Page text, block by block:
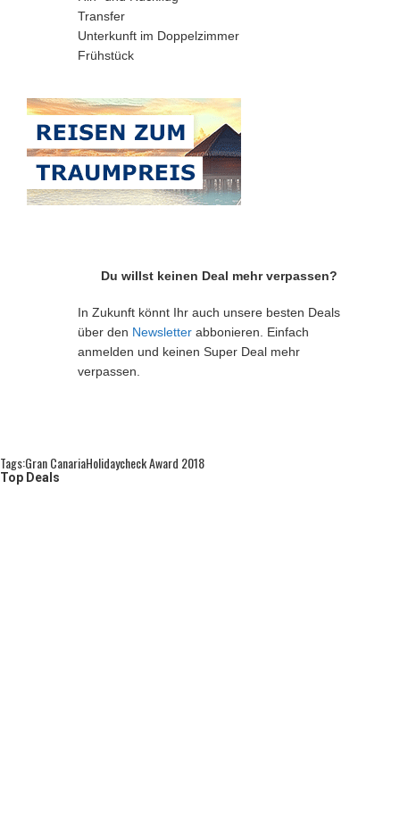
Transfer
Unterkunft im Doppelzimmer
Frühstück
Du willst keinen Deal mehr verpassen?
In Zukunft könnt Ihr auch unsere besten Deals
über den Newsletter abbonieren. Einfach
anmelden und keinen Super Deal mehr
verpassen.
Tags:Gran CanariaHolidaycheck Award 2018
Top Deals